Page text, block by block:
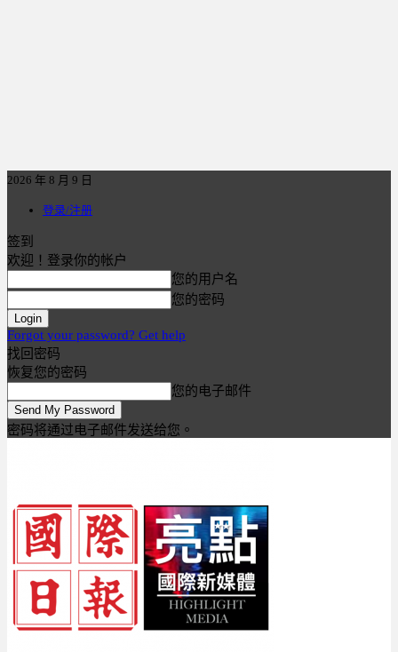
2026 年 8 月 9 日
登录/注册
签到
欢迎！登录你的帐户
您的用户名
您的密码
Forgot your password? Get help
找回密码
恢复您的密码
您的电子邮件
密码将通过电子邮件发送给您。